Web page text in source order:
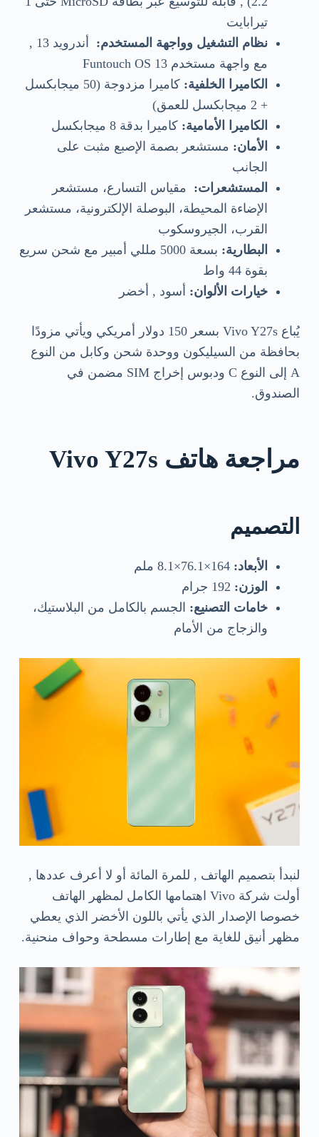
تيرابايت
نظام التشغيل وواجهة المستخدم:
أندرويد 13 ,
مع واجهة مستخدم Funtouch OS 13
الكاميرا الخلفية:
كاميرا مزدوجة (50 ميجابكسل
+ 2 ميجابكسل للعمق)
الكاميرا الأمامية: كاميرا بدقة 8 ميجابكسل
الأمان: مستشعر بصمة الإصبع مثبت على
الجانب
المستشعرات: مقياس التسارع، مستشعر
الإضاءة المحيطة، البوصلة الإلكترونية، مستشعر
القرب، الجيروسكوب
البطارية:
بسعة 5000 مللي أمبير مع شحن سريع
بقوة 44 واط
خيارات الألوان: أسود , أخضر
يُباع Vivo Y27s بسعر 150 دولار أمريكي ويأتي مزودًا
بحافظة من السيليكون ووحدة شحن وكابل من النوع
A إلى النوع C ودبوس إخراج SIM مضمن في
الصندوق.
مراجعة هاتف Vivo Y27s
التصميم
الأبعاد:
الوزن:
خامات التصنيع: الجسم بالكامل من البلاستيك،
والزجاج من الأمام
لنبدأ بتصميم الهاتف , للمرة المائة أو لا أعرف عددها ,
أولت شركة Vivo اهتمامها الكامل لمظهر الهاتف
خصوصا الإصدار الذي يأتي باللون الأخضر الذي يعطي
مظهر أنيق للغاية مع إطارات مسطحة وحواف منحنية.